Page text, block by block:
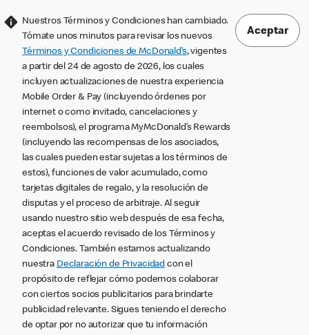
Nuestros Términos y Condiciones han cambiado.
Tómate unos minutos para revisar los nuevos
Términos y Condiciones de McDonald’s, vigentes
a partir del 24 de agosto de 2026, los cuales
incluyen actualizaciones de nuestra experiencia
Mobile Order & Pay (incluyendo órdenes por
internet o como invitado, cancelaciones y
reembolsos), el programa MyMcDonald’s Rewards
(incluyendo las recompensas de los asociados,
las cuales pueden estar sujetas a los términos de
estos), funciones de valor acumulado, como
tarjetas digitales de regalo, y la resolución de
disputas y el proceso de arbitraje. Al seguir
usando nuestro sitio web después de esa fecha,
aceptas el acuerdo revisado de los Términos y
Condiciones. También estamos actualizando
nuestra Declaración de Privacidad con el
propósito de reflejar cómo podemos colaborar
con ciertos socios publicitarios para brindarte
publicidad relevante. Sigues teniendo el derecho
de optar por no autorizar que tu información
Aceptar